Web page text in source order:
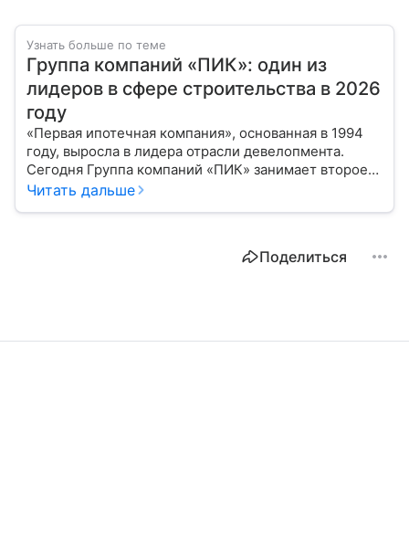
Узнать больше по теме
Группа компаний «ПИК»: один из
лидеров в сфере строительства в 2026
году
«Первая ипотечная компания», основанная в 1994
году, выросла в лидера отрасли девелопмента.
Сегодня Группа компаний «ПИК» занимает второе
место по объемам строящегося жилья в России.
Читать дальше
Поделиться